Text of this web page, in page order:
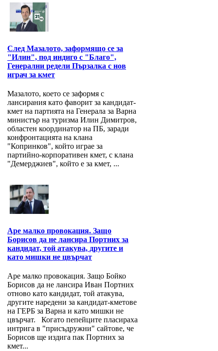
След Мазалото, заформящо се за
"Илин", под индиго с "Благо",
Генерални редели Пързалка с нов
играч за кмет
Мазалото, което се заформя с
лансирания като фаворит за кандидат-
кмет на партията на Генерала за Варна
министър на туризма Илин Димитров,
областен координатор на ПБ, заради
конфронтацията на клана
"Копринков", който играе за
партийно-корпоративен кмет, с клана
"Демерджиев", който е за кмет, ...
Аре малко провокация. Защо
Борисов да не лансира Портних за
кандидат, той атакува, другите и
като мишки не цвърчат
Аре малко провокация. Защо Бойко
Борисов да не лансира Иван Портних
отново като кандидат, той атакува,
другите наредени за кандидат-кметове
на ГЕРБ за Варна и като мишки не
цвърчат. Когато пепейците пласираха
интрига в "присъдружни" сайтове, че
Борисов ще издига пак Портних за
кмет...